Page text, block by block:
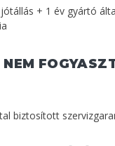
+ 1 év gyártó
biztosított